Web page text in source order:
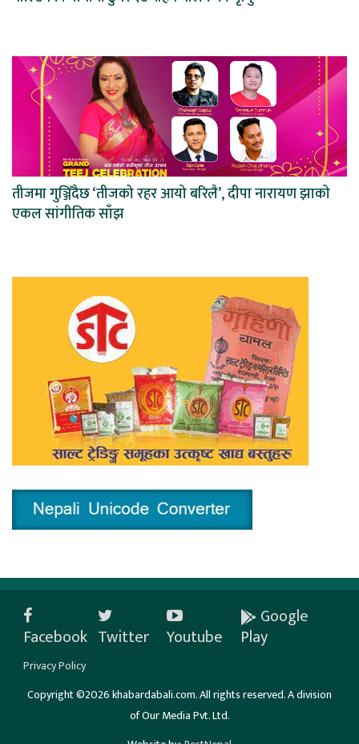
तीजमा गुञ्जिँदैछ ‘तीजको रहर आयो बरिलै’, दीपा नारायण झाको
एकल सांगीतिक साँझ
Facebook Twitter Youtube
Google
Play
Privacy Policy
Copyright ©2026 khabardabali.com. All rights reserved. A division
of Our Media Pvt. Ltd.